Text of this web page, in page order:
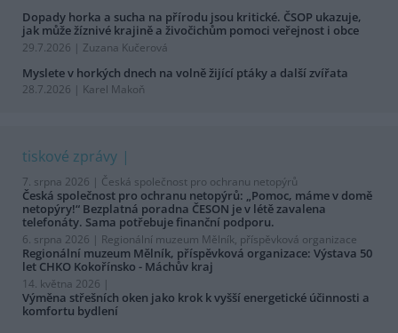
Dopady horka a sucha na přírodu jsou kritické. ČSOP ukazuje,
jak může žíznivé krajině a živočichům pomoci veřejnost i obce
29.7.2026 | Zuzana Kučerová
Myslete v horkých dnech na volně žijící ptáky a další zvířata
28.7.2026 | Karel Makoň
tiskové zprávy
7. srpna 2026 | Česká společnost pro ochranu netopýrů
Česká společnost pro ochranu netopýrů: „Pomoc, máme v domě
netopýry!“ Bezplatná poradna ČESON je v létě zavalena
telefonáty. Sama potřebuje finanční podporu.
6. srpna 2026 | Regionální muzeum Mělník, příspěvková organizace
Regionální muzeum Mělník, příspěvková organizace: Výstava 50
let CHKO Kokořínsko - Máchův kraj
14. května 2026 |
Výměna střešních oken jako krok k vyšší energetické účinnosti a
komfortu bydlení